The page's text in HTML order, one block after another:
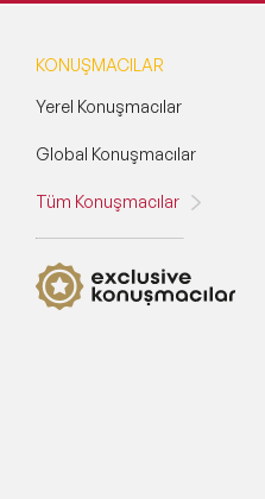
KONUŞMACILAR
Yerel Konuşmacılar
Global Konuşmacılar
Tüm Konuşmacılar